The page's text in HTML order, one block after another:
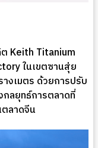
Keith Titanium
ในเขตซานสุ่ย
งเมตร ด้วยการปรับ
ลยุทธ์การตลาดที่
ตลาดจีน